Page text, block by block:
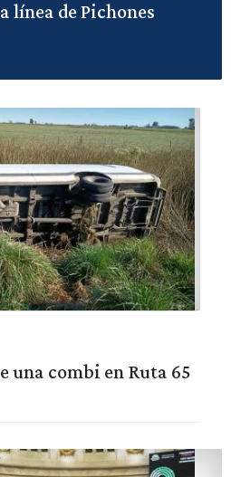
línea de Pichones
una combi en Ruta 65